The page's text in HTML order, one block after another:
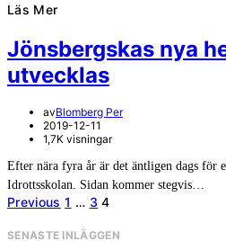
Läs Mer
Jönsbergskas nya
utvecklas
avBlomberg Per
2019-12-11
1,7K visningar
Efter nära fyra år är det äntligen dags för
Idrottsskolan. Sidan kommer stegvis…
Sidnumrering
för
Previous 1 … 3 4
SENASTE INLÄGGEN